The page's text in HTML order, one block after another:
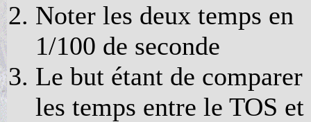
Noter les deux temps en
1/100 de seconde
Le but étant de comparer
les temps entre le TOS et